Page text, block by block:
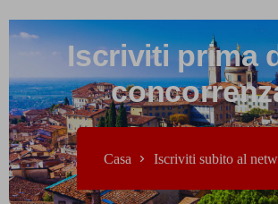
Iscriviti prima
Casa Iscriviti subito al